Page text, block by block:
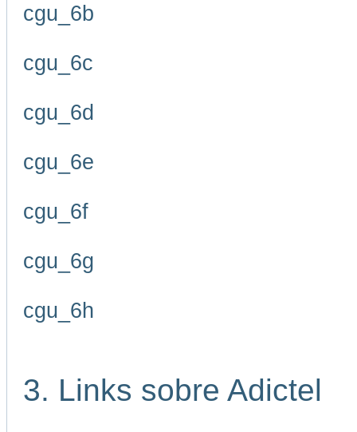
cgu_6b
cgu_6c
cgu_6d
cgu_6e
cgu_6f
cgu_6g
cgu_6h
3. Links sobre Adictel